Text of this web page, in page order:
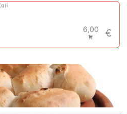
g i
6,00 €